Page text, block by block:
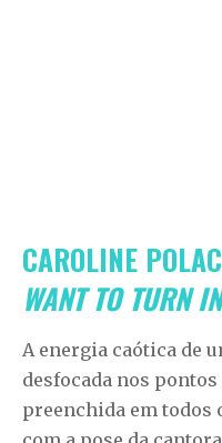
CAROLINE
WANT TO TURN
A energia caótica de
desfocada nos
preenchida em todos